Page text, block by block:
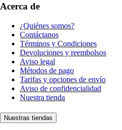
Acerca de
¿Quiénes somos?
Contáctanos
Términos y Condiciones
Devoluciones y reembolsos
Aviso legal
Métodos de pago
Tarifas y opciones de envío
Aviso de confidencialidad
Nuestra tienda
Nuestras tiendas